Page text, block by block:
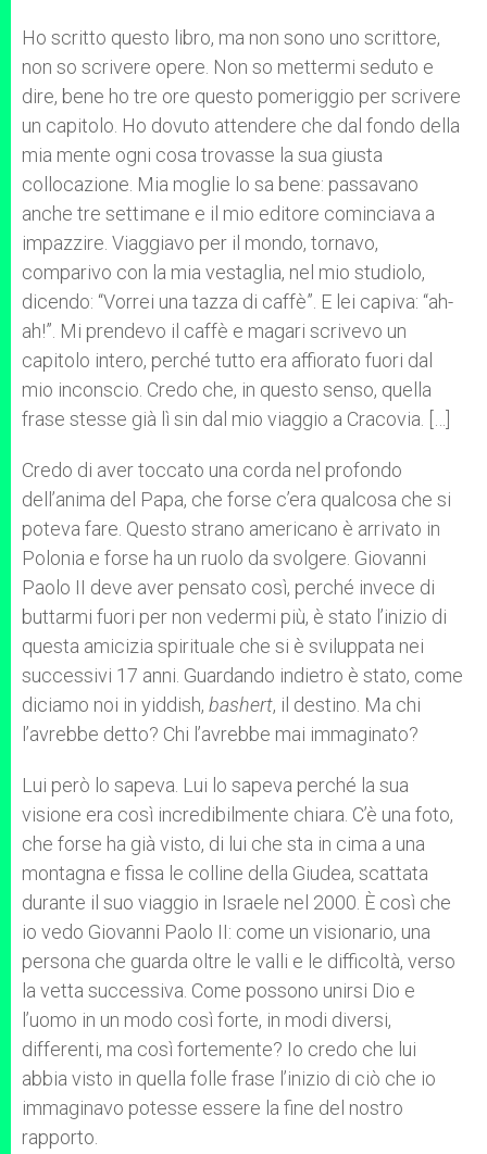
Ho scritto questo libro, ma non sono uno scrittore,
non so scrivere opere. Non so mettermi seduto e
dire, bene ho tre ore questo pomeriggio per scrivere
un capitolo. Ho dovuto attendere che dal fondo della
mia mente ogni cosa trovasse la sua giusta
collocazione. Mia moglie lo sa bene: passavano
anche tre settimane e il mio editore cominciava a
impazzire. Viaggiavo per il mondo, tornavo,
comparivo con la mia vestaglia, nel mio studiolo,
dicendo: “Vorrei una tazza di caffè”. E lei capiva: “ah-
ah!”. Mi prendevo il caffè e magari scrivevo un
capitolo intero, perché tutto era affiorato fuori dal
mio inconscio. Credo che, in questo senso, quella
frase stesse già lì sin dal mio viaggio a Cracovia. […]
Credo di aver toccato una corda nel profondo
dell’anima del Papa, che forse c’era qualcosa che si
poteva fare. Questo strano americano è arrivato in
Polonia e forse ha un ruolo da svolgere. Giovanni
Paolo II deve aver pensato così, perché invece di
buttarmi fuori per non vedermi più, è stato l’inizio di
questa amicizia spirituale che si è sviluppata nei
successivi 17 anni. Guardando indietro è stato, come
diciamo noi in yiddish, bashert, il destino. Ma chi
l’avrebbe detto? Chi l’avrebbe mai immaginato?
Lui però lo sapeva. Lui lo sapeva perché la sua
visione era così incredibilmente chiara. C’è una foto,
che forse ha già visto, di lui che sta in cima a una
montagna e fissa le colline della Giudea, scattata
durante il suo viaggio in Israele nel 2000. È così che
io vedo Giovanni Paolo II: come un visionario, una
persona che guarda oltre le valli e le difficoltà, verso
la vetta successiva. Come possono unirsi Dio e
l’uomo in un modo così forte, in modi diversi,
differenti, ma così fortemente? Io credo che lui
abbia visto in quella folle frase l’inizio di ciò che io
immaginavo potesse essere la fine del nostro
rapporto.